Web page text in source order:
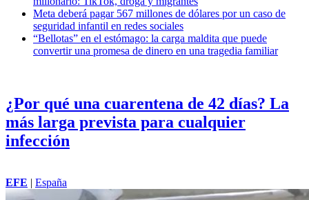
Meta deberá pagar 567 millones de dólares por un caso de
seguridad infantil en redes sociales
“Bellotas” en el estómago: la carga maldita que puede
convertir una promesa de dinero en una tragedia familiar
¿Por qué una cuarentena de 42 días? La
más larga prevista para cualquier
infección
EFE | España